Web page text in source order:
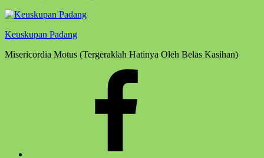
Keuskupan Padang
Misericordia Motus (Tergeraklah Hatinya Oleh Belas Kasihan)